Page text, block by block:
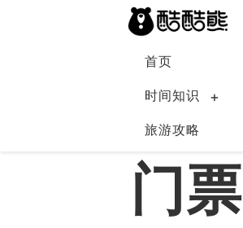
首页
时间知识
旅游攻略
中国
门票